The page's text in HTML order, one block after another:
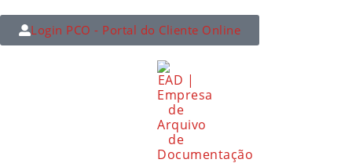
Login PCO - Portal do Cliente Online